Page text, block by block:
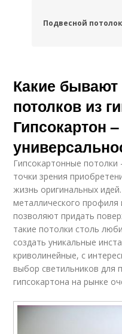
Подвесной потолок
Современные
потолки
Потолок в
Натяжные потолки
Освещение на
потолке
Какие
потолков из
Гипсокартон
Гипсокартонные
точки зрения
жизнь оригинальных
металлического профиля
позволяют придать
такие потолки столь
создать уникальные
криволинейные, с
выбор светильников для
гипсокартона на рынке